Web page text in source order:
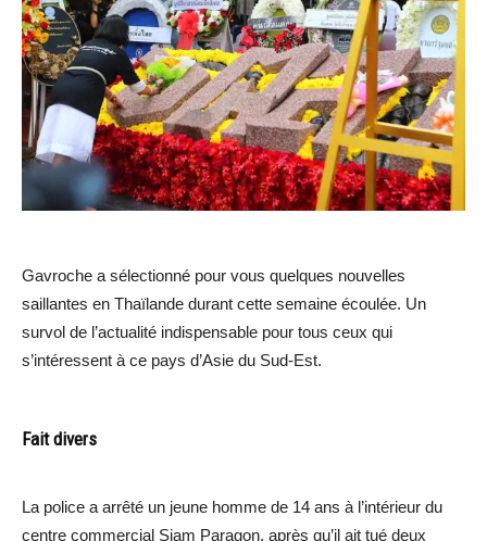
Gavroche a sélectionné pour vous quelques nouvelles
saillantes en Thaïlande durant cette semaine écoulée. Un
survol de l’actualité indispensable pour tous ceux qui
s’intéressent à ce pays d’Asie du Sud-Est.
Fait divers
La police a arrêté un jeune homme de 14 ans à l’intérieur du
centre commercial Siam Paragon, après qu’il ait tué deux